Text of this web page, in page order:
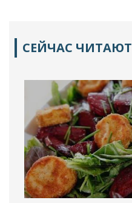
СЕЙЧАС ЧИТАЮТ